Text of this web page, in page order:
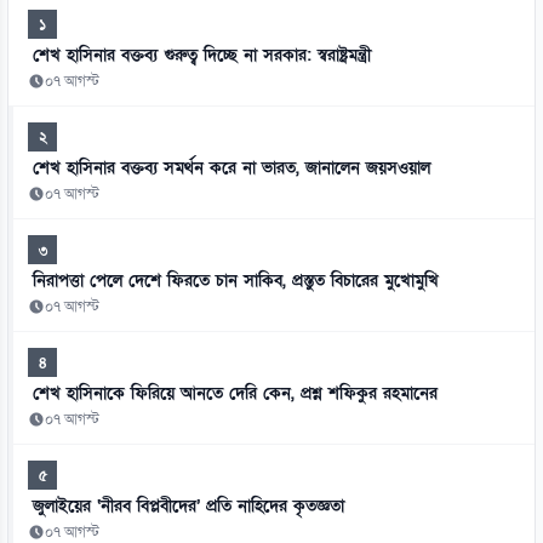
১
শেখ হাসিনার বক্তব্য গুরুত্ব দিচ্ছে না সরকার: স্বরাষ্ট্রমন্ত্রী
০৭ আগস্ট
২
শেখ হাসিনার বক্তব্য সমর্থন করে না ভারত, জানালেন জয়সওয়াল
০৭ আগস্ট
৩
নিরাপত্তা পেলে দেশে ফিরতে চান সাকিব, প্রস্তুত বিচারের মুখোমুখি
০৭ আগস্ট
৪
শেখ হাসিনাকে ফিরিয়ে আনতে দেরি কেন, প্রশ্ন শফিকুর রহমানের
০৭ আগস্ট
৫
জুলাইয়ের ‘নীরব বিপ্লবীদের’ প্রতি নাহিদের কৃতজ্ঞতা
০৭ আগস্ট